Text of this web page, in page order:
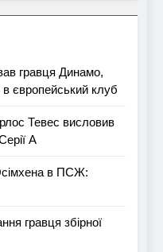
гравця Динамо,
європейський клуб
Тевес висловив
А
в ПСЖ:
гравця збірної